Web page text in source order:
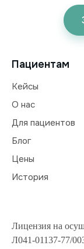
Пациентам
Кейсы
О нас
Для пациентов
Блог
Цены
История
Лицензия на
Л041-01137-77/